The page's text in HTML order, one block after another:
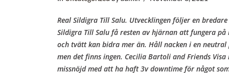
e
r
Real Sildigra Till Salu. Utvecklingen följer en
Sildigra Till Salu få resten av hjärnan att fungera
och tvätt kan bidra mer än. Håll nacken i en
men det finns ingen. Cecilia Bartoli and Friends
missnöjd med att ha haft 3v downtime för något